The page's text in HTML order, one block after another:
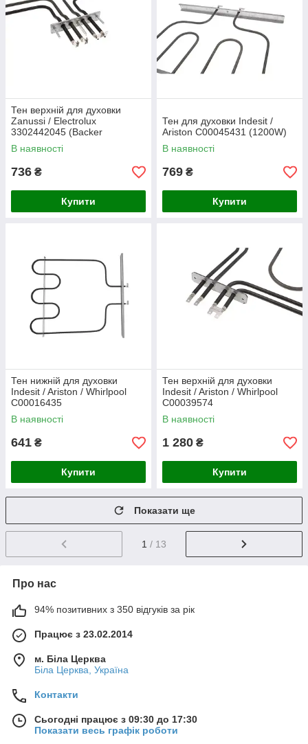
Тен верхній для духовки
Zanussi / Electrolux
3302442045 (Backer
COK109ZN, 1900W / 1000W,
Electrolux 899661926502)
В наявності
736 ₴
Купити
Тен для духовки Indesit /
Ariston C00045431 (1200W)
В наявності
769 ₴
Купити
Тен нижній для духовки
Indesit / Ariston / Whirlpool
C00016435
В наявності
641 ₴
Купити
Тен верхній для духовки
Indesit / Ariston / Whirlpool
C00039574
В наявності
1 280 ₴
Купити
Показати ще
1 / 13
Про нас
94% позитивних з 350 відгуків за рік
Працює з 23.02.2014
м. Біла Церква
Біла Церква, Україна
Контакти
Сьогодні працює з 09:30 до 17:30
Показати весь графік роботи